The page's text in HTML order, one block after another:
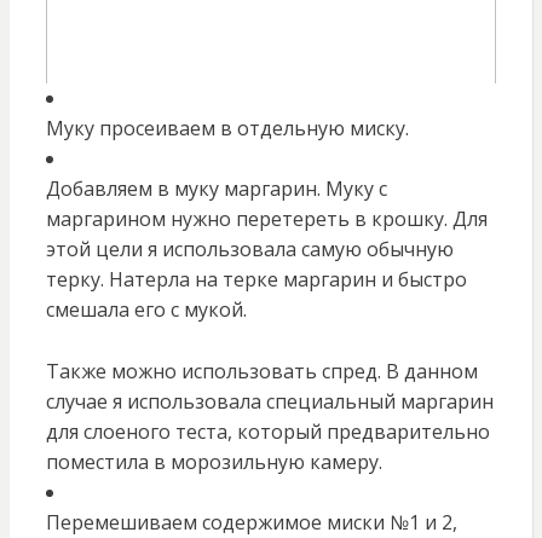
Муку просеиваем в отдельную миску.
Добавляем в муку маргарин. Муку с
маргарином нужно перетереть в крошку. Для
этой цели я использовала самую обычную
терку. Натерла на терке маргарин и быстро
смешала его с мукой.
Также можно использовать спред. В данном
случае я использовала специальный маргарин
для слоеного теста, который предварительно
поместила в морозильную камеру.
Перемешиваем содержимое миски №1 и 2,